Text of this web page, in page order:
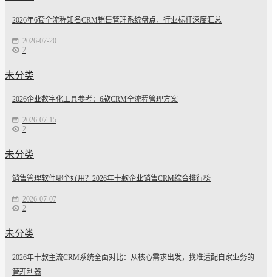
2026年6套全流程知名CRM销售管理系统盘点，行业标杆深度汇总
2026-07-20
2
未分类
2026企业数字化工具参考：6款CRM全流程管理方案
2026-07-15
2
未分类
销售管理软件哪个好用？2026年十款企业销售CRM综合排行榜
2026-07-07
2
未分类
2026年十款主流CRM系统全面对比：从核心需求出发，找准适配自家业务的
管理利器